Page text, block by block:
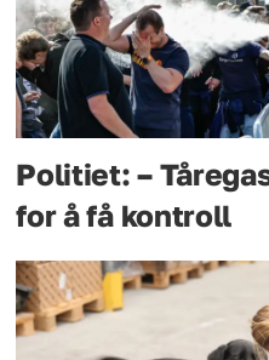
Politiet: –
for å få kontroll